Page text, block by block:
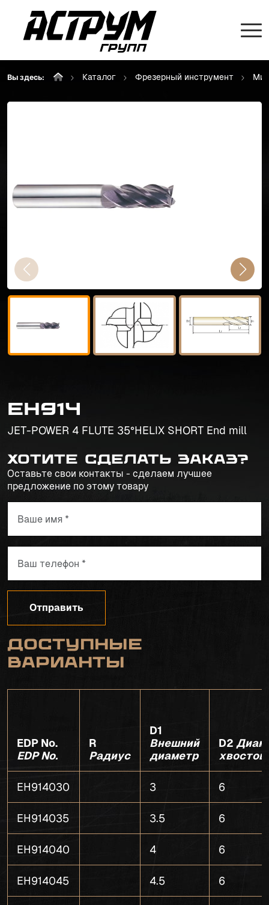
Вы здесь: Каталог Фрезерный инструмент
EH914
JET-POWER 4 FLUTE 35°HELIX SHORT End mill
Хотите сделать заказ?
Оставьте свои контакты - сделаем лучшее
предложение по этому товару
Отправить
Доступные
варианты
EDP No.
EDP No.
R
Радиус
D1
Внешний
диаметр
D2
EH914030 3 6
EH914035 3.5 6
EH914040 4 6
EH914045 4.5 6